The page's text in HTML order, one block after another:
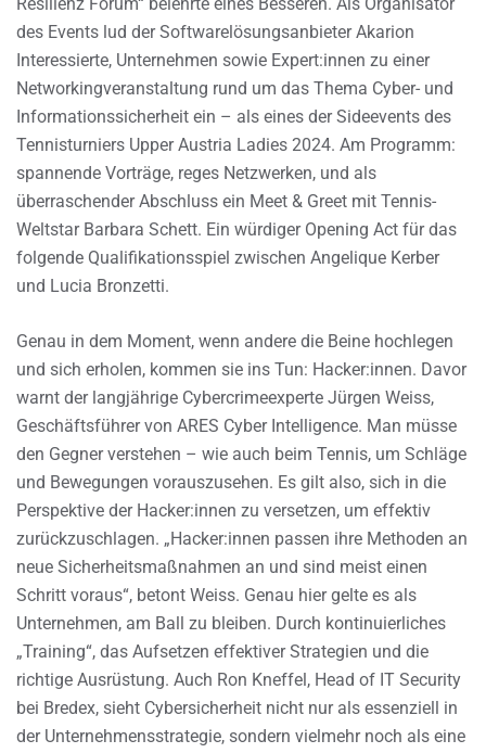
des Events lud der Softwarelösungsanbieter Akarion
Interessierte, Unternehmen sowie Expert:innen zu einer
Networkingveranstaltung rund um das Thema Cyber- und
Informationssicherheit ein – als eines der Sideevents des
Tennisturniers Upper Austria Ladies 2024. Am Programm:
spannende Vorträge, reges Netzwerken, und als
überraschender Abschluss ein Meet & Greet mit Tennis-
Weltstar Barbara Schett. Ein würdiger Opening Act für das
folgende Qualifikationsspiel zwischen Angelique Kerber
und Lucia Bronzetti.
Genau in dem Moment, wenn andere die Beine hochlegen
und sich erholen, kommen sie ins Tun: Hacker:innen. Davor
warnt der langjährige Cybercrimeexperte Jürgen Weiss,
Geschäftsführer von ARES Cyber Intelligence. Man müsse
den Gegner verstehen – wie auch beim Tennis, um Schläge
und Bewegungen vorauszusehen. Es gilt also, sich in die
Perspektive der Hacker:innen zu versetzen, um effektiv
zurückzuschlagen. „Hacker:innen passen ihre Methoden an
neue Sicherheitsmaßnahmen an und sind meist einen
Schritt voraus“, betont Weiss. Genau hier gelte es als
Unternehmen, am Ball zu bleiben. Durch kontinuierliches
„Training“, das Aufsetzen effektiver Strategien und die
richtige Ausrüstung. Auch Ron Kneffel, Head of IT Security
bei Bredex, sieht Cybersicherheit nicht nur als essenziell in
der Unternehmensstrategie, sondern vielmehr noch als eine